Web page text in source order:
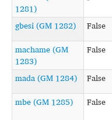
1281)
gbesi (GM 1282) False
machame (GM
1283)
False
mada (GM 1284) False
mbe (GM 1285)
False